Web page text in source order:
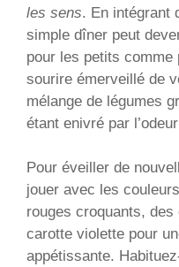
les sens. En intégrant
simple dîner peut
pour les petits
sourire émerveillé de
mélange de légumes
étant enivré par
Pour éveiller de
jouer avec les
rouges croquants,
carotte violette pour
appétissante.